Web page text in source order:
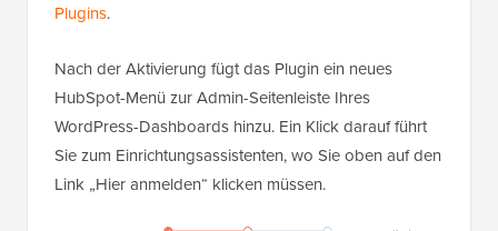
Plugins.
Nach der Aktivierung fügt das Plugin ein neues
HubSpot-Menü zur Admin-Seitenleiste Ihres
WordPress-Dashboards hinzu. Ein Klick darauf führt
Sie zum Einrichtungsassistenten, wo Sie oben auf den
Link „Hier anmelden“ klicken müssen.